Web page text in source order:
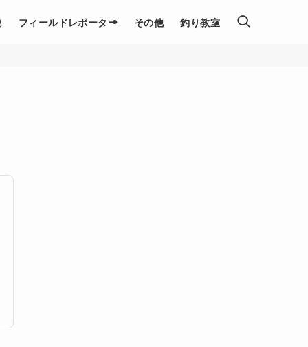
フィールドレポーター その他 釣り教室